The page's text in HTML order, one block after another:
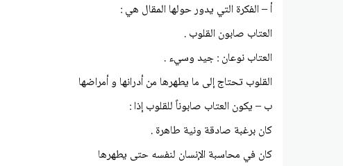
أ – الفكرة التي يدور حولها المقال هي :
العتاب صابون القلوب .
العتاب نوعان : جيد وسيء .
القلوب تحتاج إلى ما يطهرها من أدرانها و أمراضها
ب – يكون العتاب صابوناً للقلوب إذا :
كان برغبة صادقة ونية طاهرة .
كان في محاسبة الإنسان لنفسه حتى يطهرها